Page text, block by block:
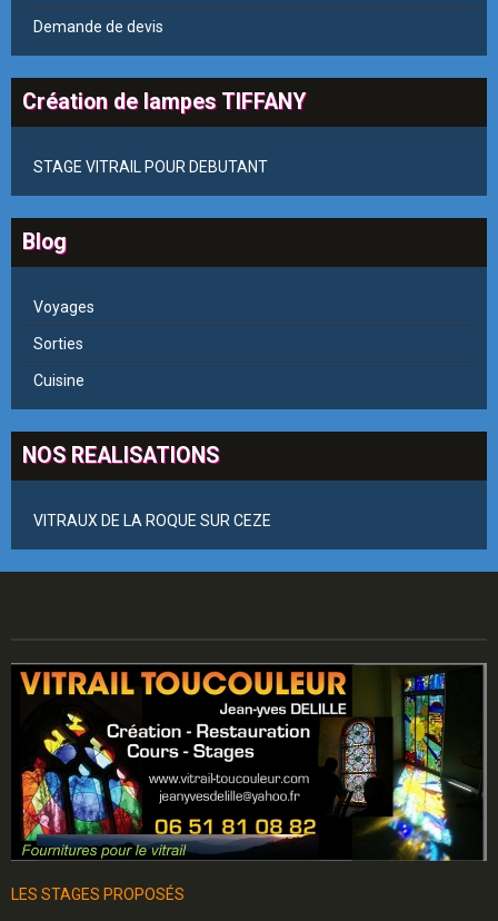
Demande de devis
Création de lampes TIFFANY
STAGE VITRAIL POUR DEBUTANT
Blog
Voyages
Sorties
Cuisine
NOS REALISATIONS
VITRAUX DE LA ROQUE SUR CEZE
LES STAGES PROPOSÉS